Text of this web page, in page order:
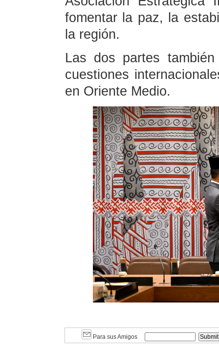
fomentar la paz, la
la región.
Las dos partes
cuestiones
en Oriente Medio.
Para sus Amigos